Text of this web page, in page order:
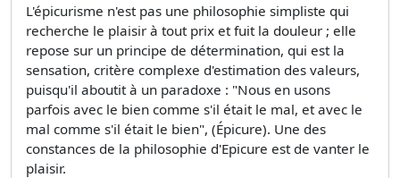
L'épicurisme n'est pas une philosophie simpliste qui
recherche le plaisir à tout prix et fuit la douleur ; elle
repose sur un principe de détermination, qui est la
sensation, critère complexe d'estimation des valeurs,
puisqu'il aboutit à un paradoxe : "Nous en usons
parfois avec le bien comme s'il était le mal, et avec le
mal comme s'il était le bien", (Épicure). Une des
constances de la philosophie d'Epicure est de vanter le
plaisir.